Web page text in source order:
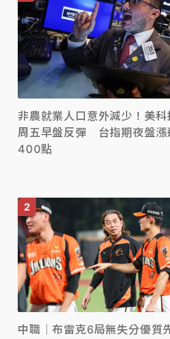
非農就業人口意外減少！美科
周五早盤反彈 台指期夜盤漲
400點
中職｜布雷克6局無失分優質